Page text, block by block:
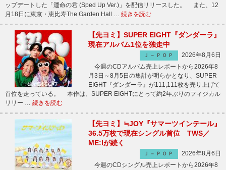
ップデートした「運命の君 (Sped Up Ver.)」を配信リリースした。 また、12
月18日に東京・恵比寿The Garden Hall … 続きを読む
【先ヨミ】SUPER EIGHT『ダンダーラ』
現在アルバム1位を独走中
Ｊ－ＰＯＰ
2026年8月6日
今週のCDアルバム売上レポートから2026年8
月3日～8月5日の集計が明らかとなり、SUPER
EIGHT『ダンダーラ』が111,111枚を売り上げて
首位を走っている。 本作は、SUPER EIGHTにとって約2年ぶりのフィジカル
リリー … 続きを読む
【先ヨミ】≒JOY『サマーツインテール』
36.5万枚で現在シングル首位 TWS／
ME:Iが続く
Ｊ－ＰＯＰ
2026年8月6日
今週のCDシングル売上レポートから2026年8